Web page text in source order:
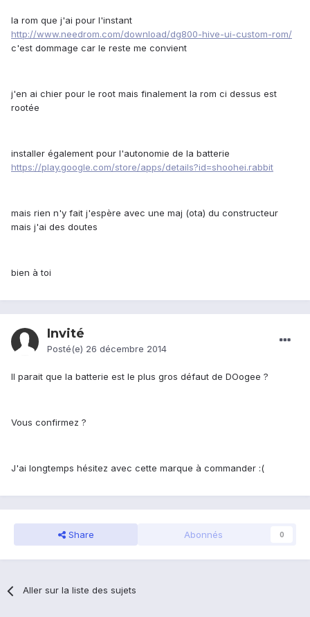
la rom que j'ai pour l'instant
http://www.needrom.com/download/dg800-hive-ui-custom-rom/
c'est dommage car le reste me convient
j'en ai chier pour le root mais finalement la rom ci dessus est
rootée
installer également pour l'autonomie de la batterie
https://play.google.com/store/apps/details?id=shoohei.rabbit
mais rien n'y fait j'espère avec une maj (ota) du constructeur
mais j'ai des doutes
bien à toi
Invité
Posté(e) 26 décembre 2014
Il parait que la batterie est le plus gros défaut de DOogee ?
Vous confirmez ?
J'ai longtemps hésitez avec cette marque à commander :(
Share Abonnés 0
Aller sur la liste des sujets